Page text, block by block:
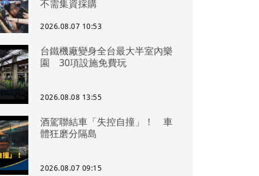
不需集資採購
2026.08.07 10:53
台鐵機廠變身全台最大半室內樂
園 30項設施免費玩
2026.08.08 13:55
酒駕聯結車「失控自撞」！ 車
體狂磨分隔島
2026.08.07 09:15